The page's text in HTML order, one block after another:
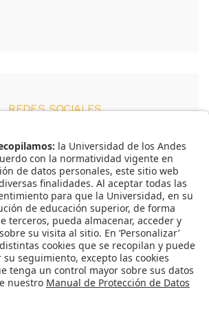
REDES SOCIALES
INSTITUCIONAL
de datos personales